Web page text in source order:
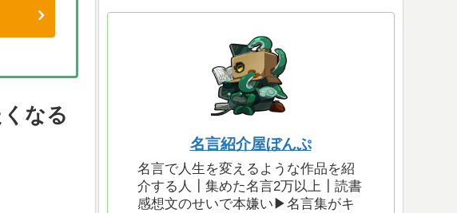
なる
名言紹介屋ぼんぷ
名言で人生を変えるような作品を紹
介する人┃集めた名言2万以上┃読書
感想文のせいで本嫌い▶︎名言集がキ